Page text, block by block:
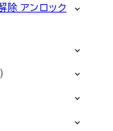
アンロック